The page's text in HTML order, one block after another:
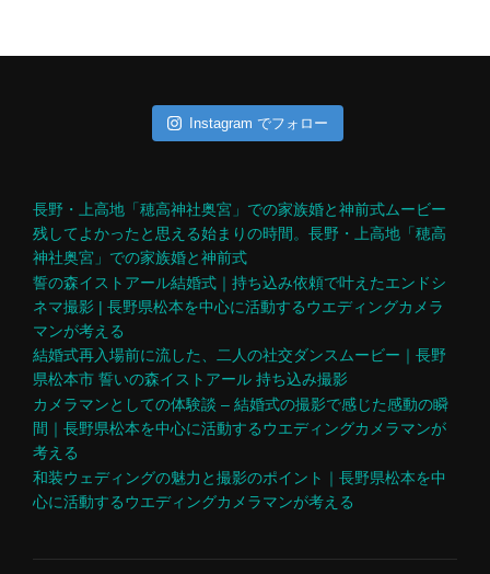
Instagram でフォロー
長野・上高地「穂高神社奥宮」での家族婚と神前式ムービー
残してよかったと思える始まりの時間。長野・上高地「穂高
神社奥宮」での家族婚と神前式
誓の森イストアール結婚式｜持ち込み依頼で叶えたエンドシ
ネマ撮影 | 長野県松本を中心に活動するウエディングカメラ
マンが考える
結婚式再入場前に流した、二人の社交ダンスムービー｜長野
県松本市 誓いの森イストアール 持ち込み撮影
カメラマンとしての体験談 – 結婚式の撮影で感じた感動の瞬
間｜長野県松本を中心に活動するウエディングカメラマンが
考える
和装ウェディングの魅力と撮影のポイント｜長野県松本を中
心に活動するウエディングカメラマンが考える